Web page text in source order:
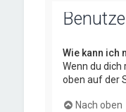
Wie kann ich
Wenn du dich
oben auf der
Nach oben